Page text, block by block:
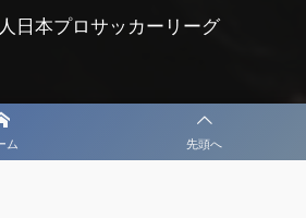
ム 先頭へ
日本プロサッカーリーグ